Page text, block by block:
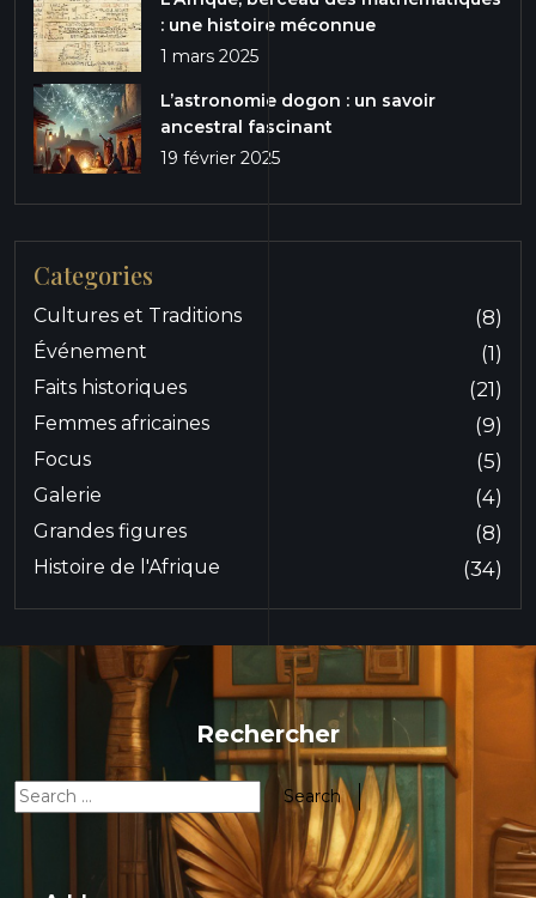
: une histoire méconnue
1 mars 2025
L’astronomie dogon : un savoir
ancestral fascinant
19 février 2025
Categories
Cultures et Traditions (8)
Événement (1)
Faits historiques (21)
Femmes africaines (9)
Focus (5)
Galerie (4)
Grandes figures (8)
Histoire de l'Afrique (34)
Rechercher